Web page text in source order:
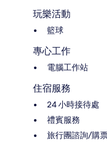
玩樂活動
籃球
專心工作
電腦工作站
住宿服務
24 小時接待處
禮賓服務
旅行團諮詢/購